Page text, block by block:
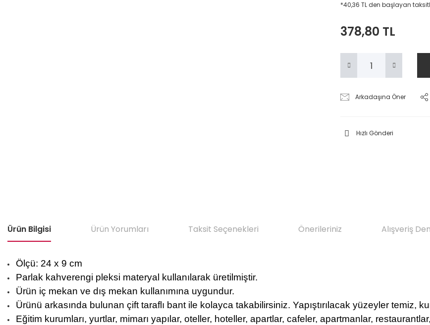
*40,36 TL den başlayan
378,80 TL
Arkadaşına Öner
Hızlı Gönderi
Ürün Bilgisi Ürün Yorumları Taksit Seçenekleri Önerileriniz Alışveriş
Ölçü: 24 x 9 cm
Parlak kahverengi pleksi materyal kullanılarak üretilmiştir.
Ürün iç mekan ve dış mekan kullanımına uygundur.
Ürünü arkasında bulunan çift taraflı bant ile kolayca takabilirsiniz. Yapıştırılacak yüzeyler temiz,
Eğitim kurumları, yurtlar, mimarı yapılar, oteller, hoteller, apartlar, cafeler, apartmanlar,